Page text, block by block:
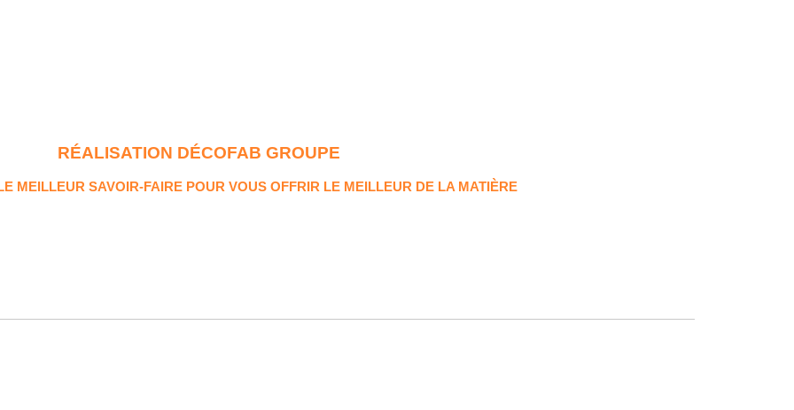
RÉALISATION DÉCOFAB GROUPE
MEILLEUR SAVOIR-FAIRE POUR VOUS OFFRIR LE MEILLEUR DE LA MATIÈRE